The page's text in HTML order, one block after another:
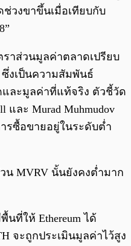
ช่วงขาขึ้นเมื่อเทียบกับ
ราส่วนมูลค่าตลาดเปรียบ
งเป็นความสัมพันธ์
ละมูลค่าที่แท้จริง ตัวชี้วัด
และ Murad Muhmudov
รซื้อขายอยู่ในระดับต่ำ
น MVRV นั้นยังคงต่ำมาก
ที่ให้ Ethereum ได้
จะถูกประเมินมูลค่าไว้สูง